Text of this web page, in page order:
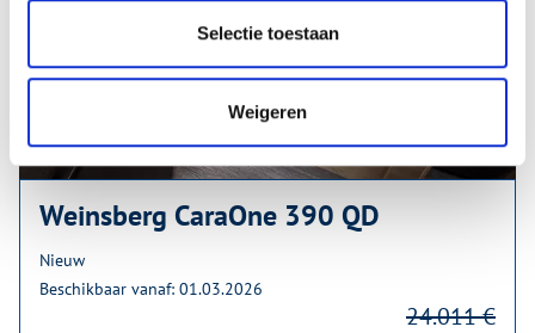
Selectie toestaan
Weigeren
Weinsberg CaraOne 390 QD
Nieuw
Beschikbaar vanaf: 01.03.2026
24.011 €